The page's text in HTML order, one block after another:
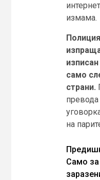
измама.
само
страни.
превода
на
Само за